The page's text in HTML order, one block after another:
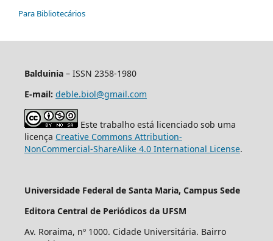
Para Bibliotecários
Balduinia – ISSN 2358-1980
E-mail: deble.biol@gmail.com
Este trabalho está licenciado sob uma
licença Creative Commons Attribution-
NonCommercial-ShareAlike 4.0 International License.
Universidade Federal de Santa Maria, Campus Sede
Editora Central de Periódicos da UFSM
Av. Roraima, nº 1000. Cidade Universitária. Bairro